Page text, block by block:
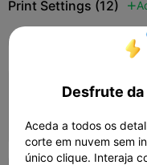
Print Settings (12) 
K2 Plus
0.2mm
Desfrute
Aceda a todos os
corte em nuvem sem
único clique. Interaja